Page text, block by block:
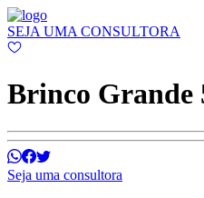
SEJA UMA CONSULTORA
Brinco Grande
Seja uma consultora